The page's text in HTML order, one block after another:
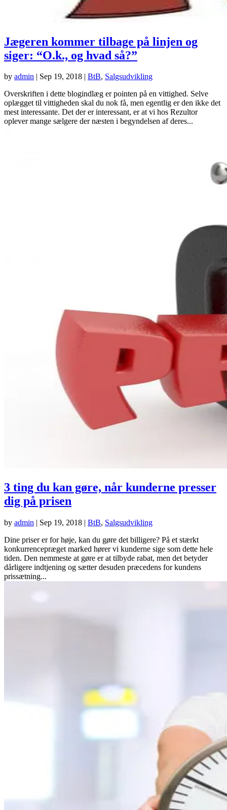
Jægeren kommer tilbage på linjen og
siger: “O.k., og hvad så?”
by admin | Sep 19, 2018 | BtB, Salgsudvikling
Overskriften i dette blogindlæg er pointen på en vittighed. Selve
oplægget til vittigheden skal du nok få, men egentlig er den ikke det
mest interessante. Det der er interessant, er at vi hos Rezultor
oplever mange sælgere der næsten i begyndelsen af deres...
3 ting du kan gøre, når kunderne presser
dig på prisen
by admin | Sep 19, 2018 | BtB, Salgsudvikling
Dine priser er for høje, kan du gøre det billigere? På et stærkt
konkurrencepræget marked hører vi kunderne sige som dette hele
tiden. Den nemmeste at gøre er at tilbyde rabat, men det betyder
dårligere indtjening og sætter desuden præcedens for kundens
prissætning...